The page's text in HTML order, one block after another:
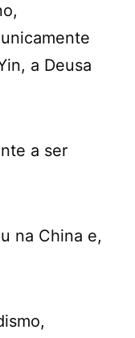
a Deusa
a ser
na China e,